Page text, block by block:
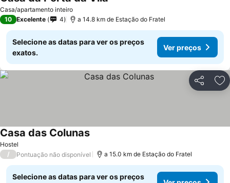
Casa/apartamento inteiro
10 Excelente 4 a 14.8 km de Estação do Fratel
Selecione as datas para ver os preços
exatos.
Ver preços
Partilhar
Hostel
Casa das ColunasVer preços
/ Pontuação não disponível a 15.0 km de Estação do Fratel
Selecione as datas para ver os preços